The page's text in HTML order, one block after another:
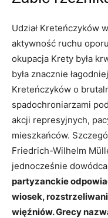
Udział Kreteńczyków
aktywność ruchu
okupacja Krety była
była znacznie
Kreteńczyków o
spadochroniarzami
akcji represyjnych,
mieszkańców.
Friedrich-Wilhelm
jednocześnie
partyzanckie
wiosek,
więźniów. Grecy